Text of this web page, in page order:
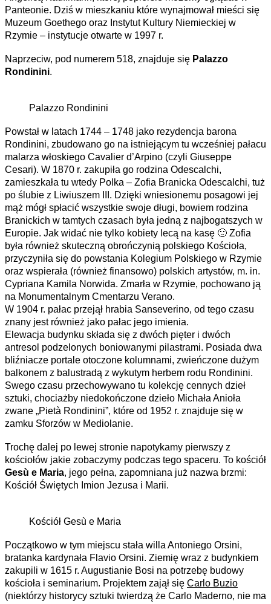
Panteonie. Dziś w mieszkaniu które wynajmował mieści się
Muzeum Goethego oraz Instytut Kultury Niemieckiej w
Rzymie – instytucje otwarte w 1997 r.
Naprzeciw, pod numerem 518, znajduje się Palazzo
Rondinini.
Palazzo Rondinini
Powstał w latach 1744 – 1748 jako rezydencja barona
Rondinini, zbudowano go na istniejącym tu wcześniej pałacu
malarza włoskiego Cavalier d’Arpino (czyli Giuseppe
Cesari). W 1870 r. zakupiła go rodzina Odescalchi,
zamieszkała tu wtedy Polka – Zofia Branicka Odescalchi, tuż
po ślubie z Liwiuszem III. Dzięki wniesionemu posagowi jej
mąż mógł spłacić wszystkie swoje długi, bowiem rodzina
Branickich w tamtych czasach była jedną z najbogatszych w
Europie. Jak widać nie tylko kobiety lecą na kasę 🙂 Zofia
była również skuteczną obrończynią polskiego Kościoła,
przyczyniła się do powstania Kolegium Polskiego w Rzymie
oraz wspierała (również finansowo) polskich artystów, m. in.
Cypriana Kamila Norwida. Zmarła w Rzymie, pochowano ją
na Monumentalnym Cmentarzu Verano.
W 1904 r. pałac przejął hrabia Sanseverino, od tego czasu
znany jest również jako pałac jego imienia.
Elewacja budynku składa się z dwóch pięter i dwóch
antresol podzelonych boniowanymi pilastrami. Posiada dwa
bliźniacze portale otoczone kolumnami, zwieńczone dużym
balkonem z balustradą z wykutym herbem rodu Rondinini.
Swego czasu przechowywano tu kolekcję cennych dzieł
sztuki, chociażby niedokończone dzieło Michała Anioła
zwane „Pietà Rondinini”, które od 1952 r. znajduje się w
zamku Sforzów w Mediolanie.
Trochę dalej po lewej stronie napotykamy pierwszy z
kościołów jakie zobaczymy podczas tego spaceru. To kościół
Gesù e Maria, jego pełna, zapomniana już nazwa brzmi:
Kościół Świętych Imion Jezusa i Marii.
Kościół Gesù e Maria
Początkowo w tym miejscu stała willa Antoniego Orsini,
bratanka kardynała Flavio Orsini. Ziemię wraz z budynkiem
zakupili w 1615 r. Augustianie Bosi na potrzebę budowy
kościoła i seminarium. Projektem zajął się Carlo Buzio
(niektórzy historycy sztuki twierdzą że Carlo Maderno, nie ma